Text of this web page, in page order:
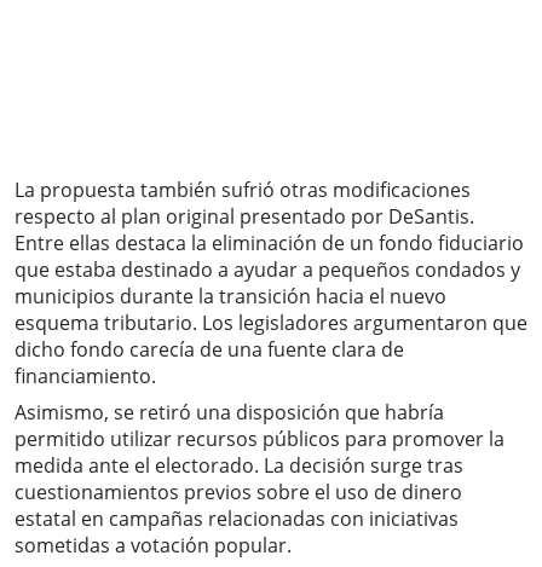
La propuesta también sufrió otras modificaciones
respecto al plan original presentado por DeSantis.
Entre ellas destaca la eliminación de un fondo fiduciario
que estaba destinado a ayudar a pequeños condados y
municipios durante la transición hacia el nuevo
esquema tributario. Los legisladores argumentaron que
dicho fondo carecía de una fuente clara de
financiamiento.
Asimismo, se retiró una disposición que habría
permitido utilizar recursos públicos para promover la
medida ante el electorado. La decisión surge tras
cuestionamientos previos sobre el uso de dinero
estatal en campañas relacionadas con iniciativas
sometidas a votación popular.